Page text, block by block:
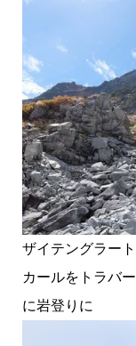
ザイテングラー
カールをトラバ
に岩登りに